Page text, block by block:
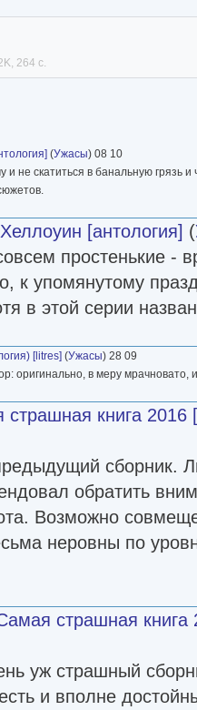
в разных
спектре
в сторону
по собственным
как хобби и
в
стал
несколько
уличной
полная слепота,
чтобы
я всё-таки потерял,
лечение изменило
затворником, хотя
Я не
машину … но
тонкая грань
замкнутого в вечную
я не могу и не
264 с.
(Ужасы) 08 10
не скатиться в банальную грязь и
Хеллоуин [антология] (
простенькие -
к упомянутому
в этой серии
[litres] (Ужасы) 28 09
оригинально, в меру мрачновато,
страшная книга 2016
сборник.
обратить
Возможно
неровны по
страшная книга
уж страшный
и вполне